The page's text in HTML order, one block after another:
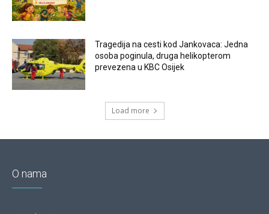
Tragedija na cesti kod Jankovaca: Jedna
osoba poginula, druga helikopterom
prevezena u KBC Osijek
Load more
O nama